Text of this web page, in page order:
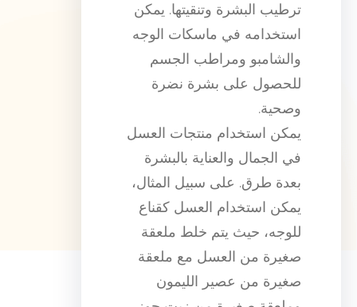
ترطيب البشرة وتنقيتها. يمكن
استخدامه في ماسكات الوجه
والشامبو ومراطب الجسم
للحصول على بشرة نضرة
وصحية.
يمكن استخدام منتجات العسل
في الجمال والعناية بالبشرة
بعدة طرق. على سبيل المثال،
يمكن استخدام العسل كقناع
للوجه، حيث يتم خلط ملعقة
صغيرة من العسل مع ملعقة
صغيرة من عصير الليمون